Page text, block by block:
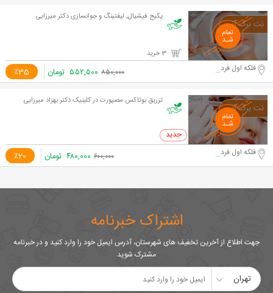
پکیج فیشیال, لیفتینگ و جوانسازی دکتر میرزایی
٪35 فلکه اول فردیس ۸۵۰,۰۰۰ ۵۵۲,۵۰۰ تومان
تزریق بوتاکس مصپورت در کلینیک دکتر بهزاد میرزایی
0 خرید
٪20 فلکه اول فردیس ۶۰۰,۰۰۰ ۴۸۰,۰۰۰ تومان
اشتراک خبرنامه
جهت اطلاع از آخرین تخفیف های شهرستان، آدرس ایمیل خود را وارد کنید و در خبرنامه
مشترک شوید
تهران